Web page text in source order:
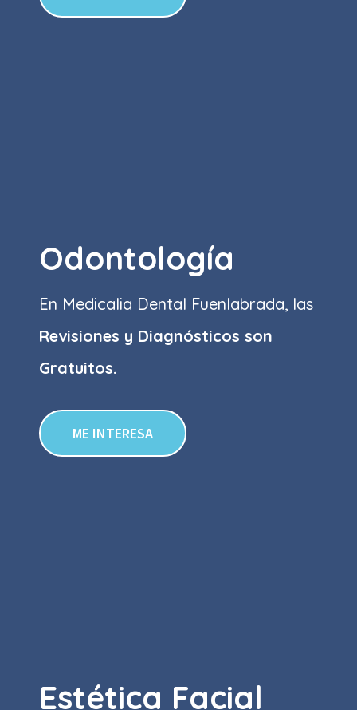
Odontología
En Medicalia Dental Fuenlabrada, las
Revisiones y Diagnósticos son
Gratuitos.
ME INTERESA
Estética Facial